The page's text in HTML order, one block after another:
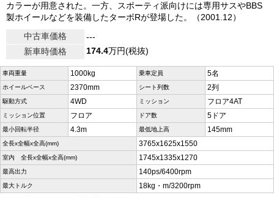
カラーが用意された。一方、スポーティ派向けには専用サスやBBS
製ホイールなどを装備したターボRが登場した。（2001.12）
中古車価格
---
新車時価格
174.4万円(税抜)
車両重量 1000kg 乗車定員 5名
ホイールベース 2370mm シート列数 2列
駆動方式 4WD ミッション フロア4AT
ミッション位置 フロア ドア数 5ドア
最小回転半径 4.3m 最低地上高 145mm
全長x全幅x全高(mm) 3765x1625x1550
室内 全長x全幅x全高(mm) 1745x1335x1270
最高出力 140ps/6400rpm
最大トルク 18kg・m/3200rpm